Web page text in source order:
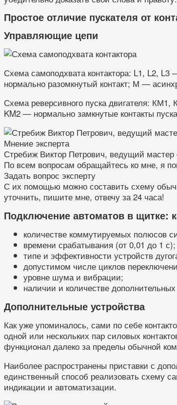
Простое отличие пускателя от
Управляющие цепи
Схема самоподхвата контактора: L1, L2,
нормально разомкнутый контакт; М —
Схема реверсивного пуска двигателя:
KM2 — нормально замкнутые контакты
Мнение эксперта
Стребиж Виктор Петрович, ведущий мастер
По всем вопросам обращайтесь ко мне, я
Задать вопрос эксперту
С их помощью можно составить схему
уточнить, пишите мне, отвечу за 24 часа!
Подключение автоматов в щитке:
количестве коммутируемых полюсов
времени срабатывания (от 0,01 до 1 с);
типе и эффективности устройств
допустимом числе циклов
уровне шума и вибрации;
наличии и количестве
Дополнительные устройства
Как уже упоминалось, сами по себе
одной или нескольких пар силовых
функционал далеко за пределы обычной
Наиболее распространены приставки с
единственный способ реализовать схему
индикации и автоматизации.